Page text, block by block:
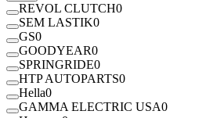
REVOL CLUTCH0
SEM LASTIK0
GS0
GOODYEAR0
SPRINGRIDE0
HTP AUTOPARTS0
Hella0
GAMMA ELECTRIC USA0